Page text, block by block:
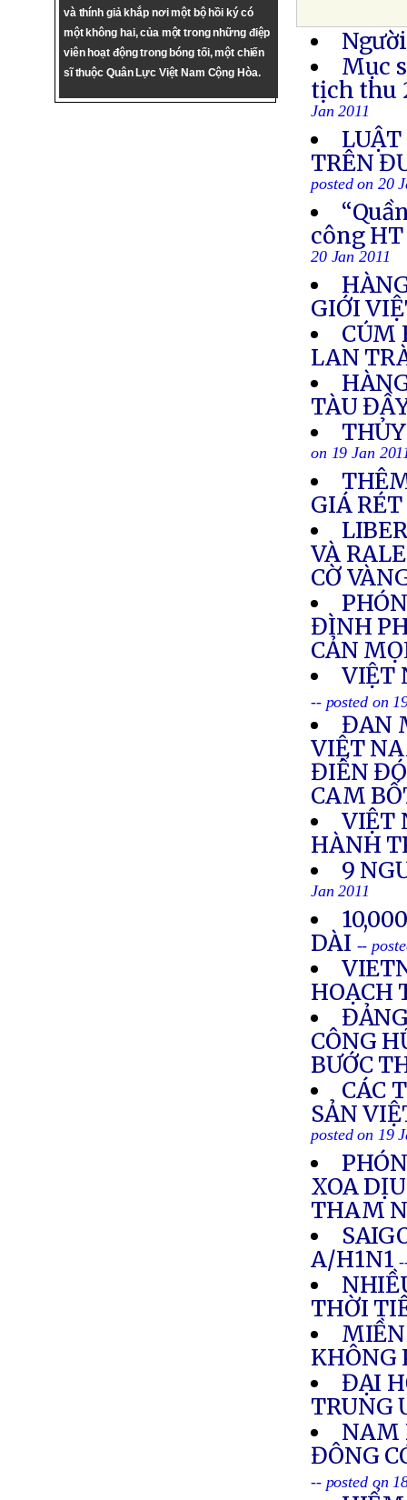
và thính giả khắp nơi một bộ hồi ký có
một không hai, của một trong những điệp
viên hoạt động trong bóng tối, một chiến
sĩ thuộc Quân Lực Việt Nam Cộng Hòa.
Mục
tịch thu
Jan 2011
TRÊN
posted on 20
công
20 Jan 2011
GIỚI
CÚM
LAN
TÀU
on 19 Jan
GIÁ
VÀ
CỜ
ĐÌNH
CẢN
VIỆT
-- posted on
ĐAN
VIỆT
ĐIỂN
CAM
VIỆT
HÀNH
9
Jan 2011
DÀI --
HOẠCH
CÔNG
BƯỚC
CÁC
SẢN
posted on 19
XOA
THAM
A/H1N1
THỜI
ĐẠI
TRUNG
NAM
ĐÔNG
-- posted on